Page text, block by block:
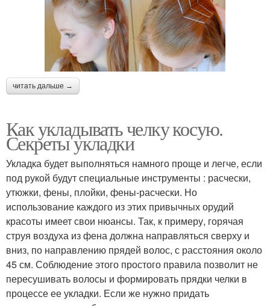
читать дальше →
Как укладывать челку косую.
Секреты укладки
Укладка будет выполняться намного проще и легче, если
под рукой будут специальные инструменты : расчески,
утюжки, фены, плойки, фены-расчески. Но
использование каждого из этих привычных орудий
красоты имеет свои нюансы. Так, к примеру, горячая
струя воздуха из фена должна направляться сверху и
вниз, по направлению прядей волос, с расстояния около
45 см. Соблюдение этого простого правила позволит не
пересушивать волосы и формировать прядки челки в
процессе ее укладки. Если же нужно придать